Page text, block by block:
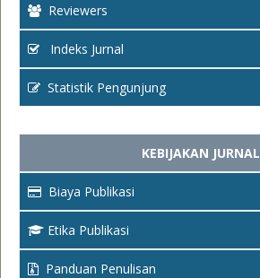
Reviewers
Indeks Jurnal
Statistik Pengunjung
KEBIJAKAN JURNAL
Biaya Publikasi
Etika Publikasi
Panduan Penulisan